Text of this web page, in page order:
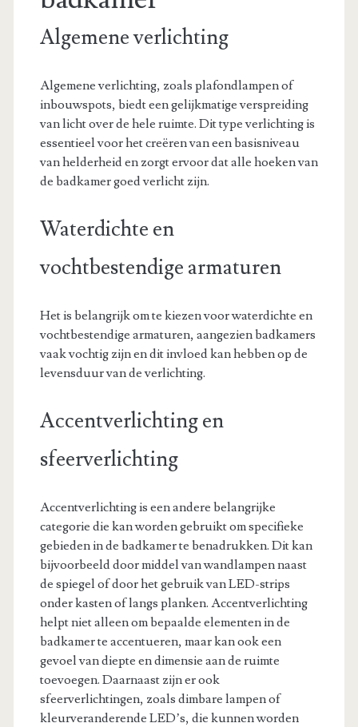
Algemene verlichting
Algemene verlichting, zoals plafondlampen of
inbouwspots, biedt een gelijkmatige verspreiding
van licht over de hele ruimte. Dit type verlichting is
essentieel voor het creëren van een basisniveau
van helderheid en zorgt ervoor dat alle hoeken van
de badkamer goed verlicht zijn.
Waterdichte en
vochtbestendige armaturen
Het is belangrijk om te kiezen voor waterdichte en
vochtbestendige armaturen, aangezien badkamers
vaak vochtig zijn en dit invloed kan hebben op de
levensduur van de verlichting.
Accentverlichting en
sfeerverlichting
Accentverlichting is een andere belangrijke
categorie die kan worden gebruikt om specifieke
gebieden in de badkamer te benadrukken. Dit kan
bijvoorbeeld door middel van wandlampen naast
de spiegel of door het gebruik van LED-strips
onder kasten of langs planken. Accentverlichting
helpt niet alleen om bepaalde elementen in de
badkamer te accentueren, maar kan ook een
gevoel van diepte en dimensie aan de ruimte
toevoegen. Daarnaast zijn er ook
sfeerverlichtingen, zoals dimbare lampen of
kleurveranderende LED’s, die kunnen worden